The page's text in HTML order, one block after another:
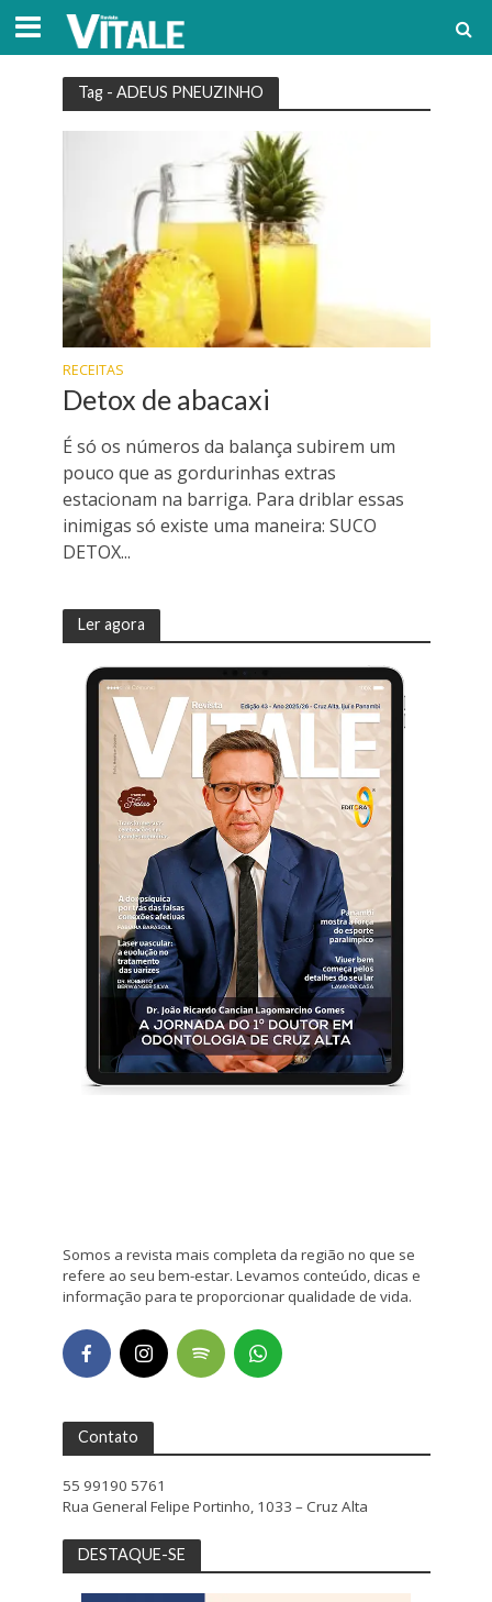
Tag - ADEUS PNEUZINHO
RECEITAS
Detox de abacaxi
É só os números da balança subirem um
pouco que as gordurinhas extras
estacionam na barriga. Para driblar essas
inimigas só existe uma maneira: SUCO
DETOX...
Ler agora
Somos a revista mais completa da região no que se
refere ao seu bem-estar. Levamos conteúdo, dicas e
informação para te proporcionar qualidade de vida.
Contato
55 99190 5761
Rua General Felipe Portinho, 1033 – Cruz Alta
DESTAQUE-SE